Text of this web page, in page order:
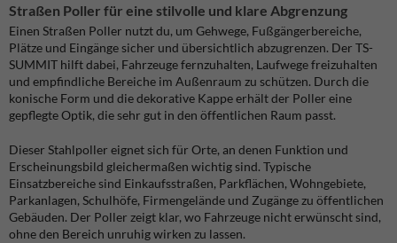
Straßen Poller für eine stilvolle und klare Abgrenzung
Einen Straßen Poller nutzt du, um Gehwege, Fußgängerbereiche,
Plätze und Eingänge sicher und übersichtlich abzugrenzen. Der TS-
SUMMIT hilft dabei, Fahrzeuge fernzuhalten, Laufwege freizuhalten
und empfindliche Bereiche im Außenraum zu schützen. Durch die
konische Form und die dekorative Kappe erhält der Poller eine
gepflegte Optik, die sehr gut in den öffentlichen Raum passt.
Dieser Stahlpoller eignet sich für Orte, an denen Funktion und
Erscheinungsbild gleichermaßen wichtig sind. Typische
Einsatzbereiche sind Einkaufsstraßen, Parkflächen, Wohngebiete,
Parkanlagen, Schulhöfe, Firmengelände und Zugänge zu öffentlichen
Gebäuden. Der Poller zeigt klar, wo Fahrzeuge nicht erwünscht sind,
ohne den Bereich unruhig wirken zu lassen.